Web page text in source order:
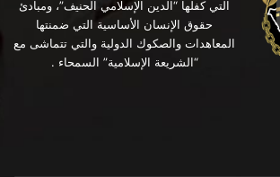
التي كفلها “الدين الإسلامي الحنيف”، ومبادئ
حقوق الإنسان الأساسية التي ضمنتها
المعاهدات والصكوك الدولية والتي تتماشى مع
“الشريعة الإسلامية” السمحاء .